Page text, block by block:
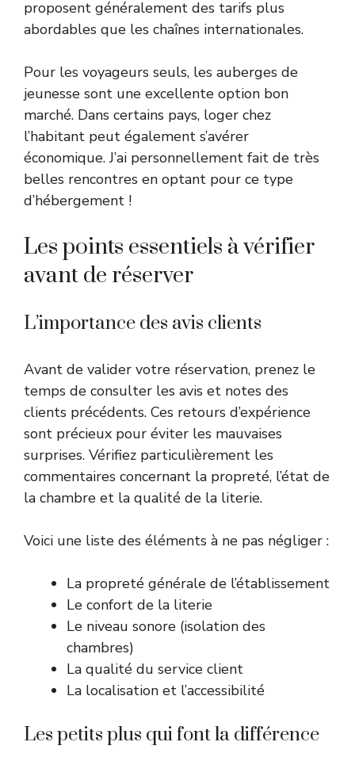
proposent généralement des tarifs plus
abordables que les chaînes internationales.
Pour les voyageurs seuls, les auberges de
jeunesse sont une excellente option bon
marché. Dans certains pays, loger chez
l’habitant peut également s’avérer
économique. J’ai personnellement fait de très
belles rencontres en optant pour ce type
d’hébergement !
Les points essentiels à vérifier
avant de réserver
L’importance des avis clients
Avant de valider votre réservation, prenez le
temps de consulter les avis et notes des
clients précédents. Ces retours d’expérience
sont précieux pour éviter les mauvaises
surprises. Vérifiez particulièrement les
commentaires concernant la propreté, l’état de
la chambre et la qualité de la literie.
Voici une liste des éléments à ne pas négliger :
La propreté générale de l’établissement
Le confort de la literie
Le niveau sonore (isolation des
chambres)
La qualité du service client
La localisation et l’accessibilité
Les petits plus qui font la différence